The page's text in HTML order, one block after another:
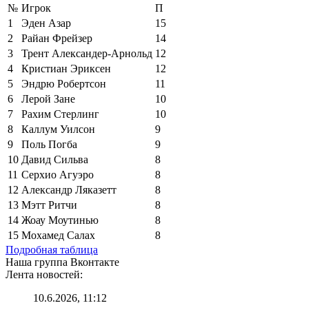
№ Игрок
П
1
Эден Азар
15
2
Райан Фрейзер
14
3
Трент Александер-Арнольд 12
4
Кристиан Эриксен
12
5
Эндрю Робертсон
11
6
Лерой Зане
10
7
Рахим Стерлинг
10
8
Каллум Уилсон
9
9
Поль Погба
9
10 Давид Сильва
8
11 Серхио Агуэро
8
12 Александр Ляказетт
8
13 Мэтт Ритчи
8
14 Жоау Моутинью
8
15 Мохамед Салах
8
Подробная таблица
Наша группа Вконтакте
Лента новостей:
10.6.2026, 11:12